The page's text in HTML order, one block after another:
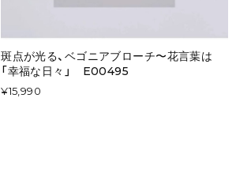
斑点が光る、ベゴニアブローチ〜花言葉は
「幸福な日々」 E00495
¥15,990